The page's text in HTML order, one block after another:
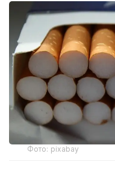
Фото: pixabay